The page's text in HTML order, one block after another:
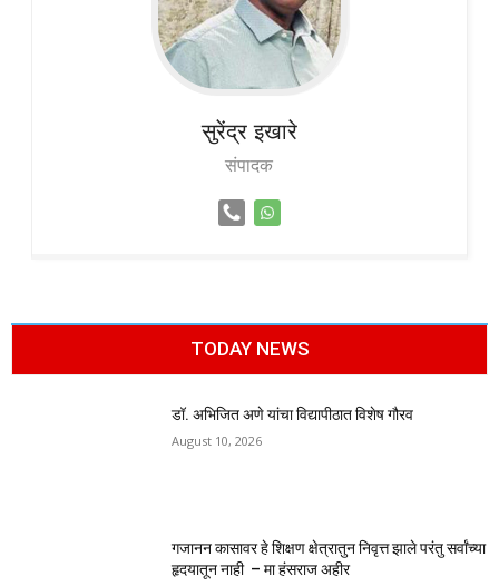
सुरेंद्र इखारे
संपादक
TODAY NEWS
डॉ. अभिजित अणे यांचा विद्यापीठात विशेष गौरव
August 10, 2026
गजानन कासावर हे शिक्षण क्षेत्रातुन निवृत्त झाले परंतु सर्वांच्या
हृदयातून नाही – मा हंसराज अहीर